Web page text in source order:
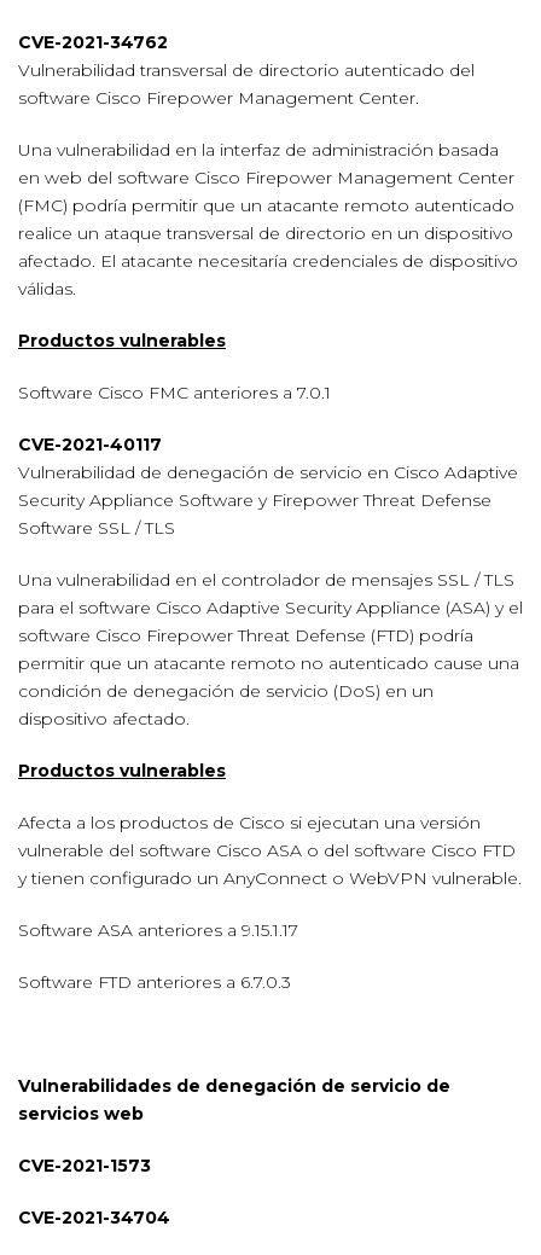
CVE-2021-34762
Vulnerabilidad transversal de directorio autenticado del
software Cisco Firepower Management Center.
Una vulnerabilidad en la interfaz de administración basada
en web del software Cisco Firepower Management Center
(FMC) podría permitir que un atacante remoto autenticado
realice un ataque transversal de directorio en un dispositivo
afectado. El atacante necesitaría credenciales de dispositivo
válidas.
Productos vulnerables
Software Cisco FMC anteriores a 7.0.1
CVE-2021-40117
Vulnerabilidad de denegación de servicio en Cisco Adaptive
Security Appliance Software y Firepower Threat Defense
Software SSL / TLS
Una vulnerabilidad en el controlador de mensajes SSL / TLS
para el software Cisco Adaptive Security Appliance (ASA) y el
software Cisco Firepower Threat Defense (FTD) podría
permitir que un atacante remoto no autenticado cause una
condición de denegación de servicio (DoS) en un
dispositivo afectado.
Productos vulnerables
Afecta a los productos de Cisco si ejecutan una versión
vulnerable del software Cisco ASA o del software Cisco FTD
y tienen configurado un AnyConnect o WebVPN vulnerable.
Software ASA anteriores a 9.15.1.17
Software FTD anteriores a 6.7.0.3
Vulnerabilidades de denegación de servicio de
servicios web
CVE-2021-1573
CVE-2021-34704